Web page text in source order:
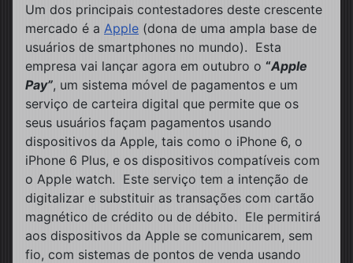
Um dos principais contestadores deste crescente
mercado é a Apple (dona de uma ampla base de
usuários de smartphones no mundo). Esta
empresa vai lançar agora em outubro o “Apple
Pay”, um sistema móvel de pagamentos e um
serviço de carteira digital que permite que os
seus usuários façam pagamentos usando
dispositivos da Apple, tais como o iPhone 6, o
iPhone 6 Plus, e os dispositivos compatíveis com
o Apple watch. Este serviço tem a intenção de
digitalizar e substituir as transações com cartão
magnético de crédito ou de débito. Ele permitirá
aos dispositivos da Apple se comunicarem, sem
fio, com sistemas de pontos de venda usando